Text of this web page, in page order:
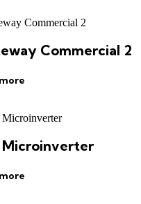
Commercial 2
Microinverter